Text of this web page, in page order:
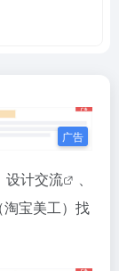
设计交流
宝美工）找